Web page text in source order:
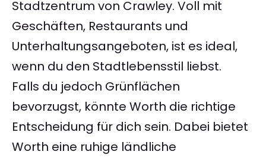
Stadtzentrum von Crawley. Voll mit
Geschäften, Restaurants und
Unterhaltungsangeboten, ist es ideal,
wenn du den Stadtlebensstil liebst.
Falls du jedoch Grünflächen
bevorzugst, könnte Worth die richtige
Entscheidung für dich sein. Dabei bietet
Worth eine ruhige ländliche